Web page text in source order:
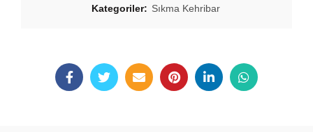
Kategoriler: Sıkma Kehribar